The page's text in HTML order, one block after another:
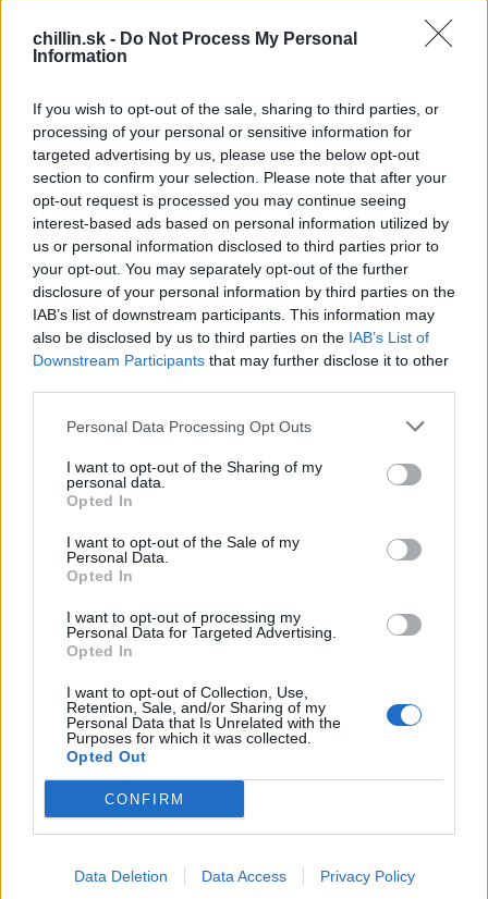
chillin.sk - Do Not Process My Personal
Information
If you wish to opt-out of the sale, sharing to third parties, or
processing of your personal or sensitive information for
targeted advertising by us, please use the below opt-out
section to confirm your selection. Please note that after your
opt-out request is processed you may continue seeing
interest-based ads based on personal information utilized by
us or personal information disclosed to third parties prior to
your opt-out. You may separately opt-out of the further
disclosure of your personal information by third parties on the
IAB’s list of downstream participants. This information may
also be disclosed by us to third parties on the IAB’s List of
Downstream Participants that may further disclose it to other
Personal Data Processing Opt Outs
I want to opt-out of the Sharing of my
personal data.
Opted In
I want to opt-out of the Sale of my
Personal Data.
Opted In
I want to opt-out of processing my
Personal Data for Targeted Advertising.
Opted In
I want to opt-out of Collection, Use,
Retention, Sale, and/or Sharing of my
Personal Data that Is Unrelated with the
Purposes for which it was collected.
Opted Out
CONFIRM
Data Deletion Data Access Privacy Policy
Vtip Dňa Priateľský rozhovor na WC
Sedím si celkom sám na záchode a robím, čo sa tam
robiť má. Zrazu počujem od vedľa:
-“Ahoj, … ako sa ti darí?”
Celkom určite nie som človek, ktorý by si začínal
rozhovory na pánskom WC a ani neviem ako ma
napadlo odpovedať, tak som odpovedal:
-“Darí sa mi celkom perfektne.”
Ten vedľa sa ma opýtal:
– “A čo robíš?”
Čo toto je za bláznivú otázku! Určite je to trochu
zvláštne, ale odpovedám mu:
– “No…myslím, že to isté čo ty ….!”
Tak sa skúsim s tým poponáhľať, keď odrazu počujem
ďalšiu otázku:
– “Smiem prísť k tebe?”
Dobre, táto otázka bola naozaj zvláštna. Myslel som,
len odvetil:
– “Nieee, teraz som naozaj moc zaneprázdnený.”
A potom počujem, ako ten vedľa hovorí:
– “Ty … počúvaj ma, zavolám ti neskôr ešte raz. Vedľa
sedí nejaký idiot a stále mi odpovedá na moje otázky.”
Prečítajte si aj
S
e
a
r
c
h
f
o
r
: